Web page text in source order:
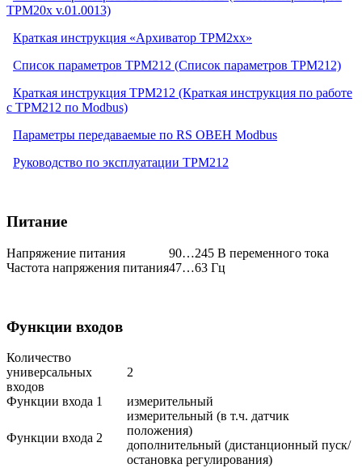
ТРМ20x v.01.0013)
Краткая инструкция «Архиватор ТРМ2хх»
Список параметров ТРМ212 (Список параметров ТРМ212)
Краткая инструкция ТРМ212 (Краткая инструкция по работе
с ТРМ212 по Modbus)
Параметры передаваемые по RS ОВЕН Modbus
Руководство по эксплуатации ТРМ212
Питание
Напряжение питания
90…245 В переменного тока
Частота напряжения питания47…63 Гц
Функции входов
Количество
универсальных
входов
2
Функции входа 1 измерительный
Функции входа 2
измерительный (в т.ч. датчик
положения)
дополнительный (дистанционный пуск/
остановка регулирования)